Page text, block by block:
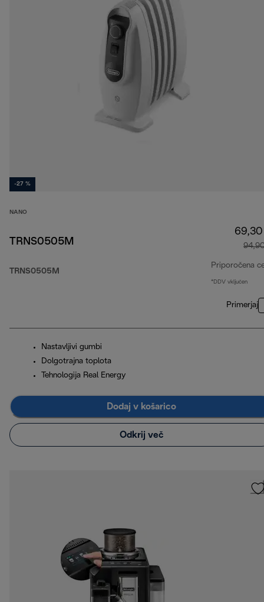
-27 %
NANO
TRNS0505M
TRNS0505M
Priporočena
*DDV vključen
Primerjaj
Nastavljivi gumbi
Dolgotrajna toplota
Tehnologija Real Energy
Dodaj v košarico
Odkrij več